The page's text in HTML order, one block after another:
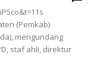
(Pemkab)
mengundang
staf ahli, direktur